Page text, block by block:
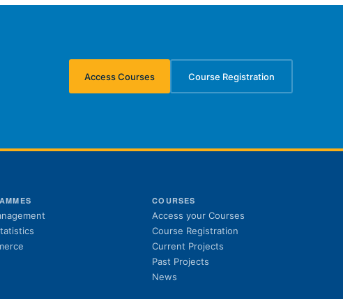
Access Courses
(opens in new tab)
Course Registration
(opens in new tab)
COURSES
Access your Courses
Course Registration
Current Projects
Past Projects
News